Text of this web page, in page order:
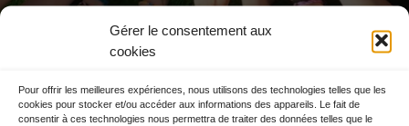
Gérer le consentement aux
cookies
Pour offrir les meilleures expériences, nous utilisons des technologies telles que les
cookies pour stocker et/ou accéder aux informations des appareils. Le fait de
consentir à ces technologies nous permettra de traiter des données telles que le